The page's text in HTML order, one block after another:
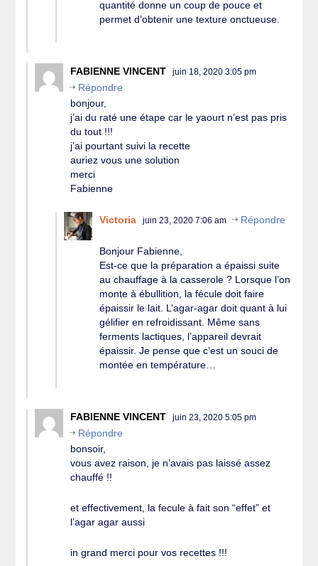
quantité donne un coup de pouce et
permet d’obtenir une texture onctueuse.
FABIENNE VINCENT juin 18, 2020 3:05 pm
Répondre
bonjour,
j’ai du raté une étape car le yaourt n’est pas pris
du tout !!!
j’ai pourtant suivi la recette
auriez vous une solution
merci
Fabienne
Victoria juin 23, 2020 7:06 am Répondre
Bonjour Fabienne,
Est-ce que la préparation a épaissi suite
au chauffage à la casserole ? Lorsque l’on
monte à ébullition, la fécule doit faire
épaissir le lait. L’agar-agar doit quant à lui
gélifier en refroidissant. Même sans
ferments lactiques, l’appareil devrait
épaissir. Je pense que c’est un souci de
montée en température…
FABIENNE VINCENT juin 23, 2020 5:05 pm
Répondre
bonsoir,
vous avez raison, je n’avais pas laissé assez
chauffé !!
et effectivement, la fecule à fait son “effet” et
l’agar agar aussi
in grand merci pour vos recettes !!!